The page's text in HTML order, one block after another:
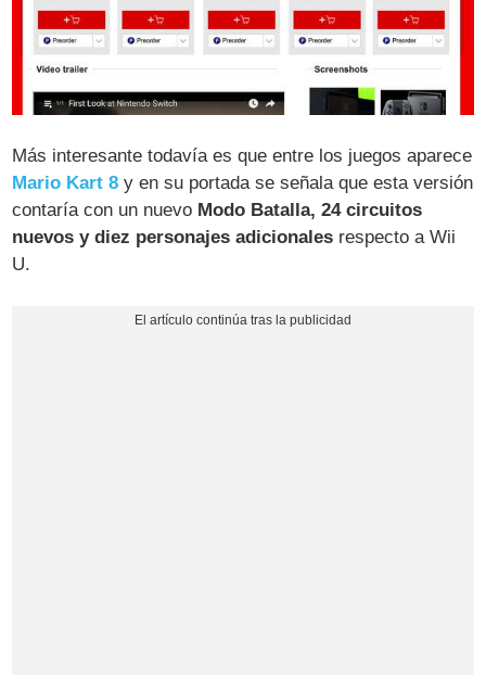
Más interesante todavía es que entre los juegos aparece
Mario Kart 8 y en su portada se señala que esta versión
contaría con un nuevo Modo Batalla, 24 circuitos
nuevos y diez personajes adicionales respecto a Wii
U.